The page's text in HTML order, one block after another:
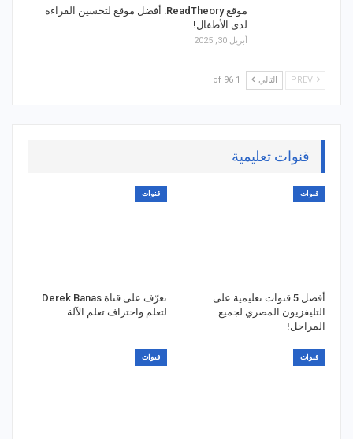
موقع ReadTheory: أفضل موقع لتحسين القراءة
لدى الأطفال!
أبريل 30, 2025
التالي 1 of 96
قنوات تعليمية
قنوات
أفضل 5 قنوات تعليمية على
التليفزيون المصري لجميع
المراحل!
قنوات
تعرّف على قناة Derek Banas
لتعلم واحتراف تعلم الآلة
قنوات قنوات